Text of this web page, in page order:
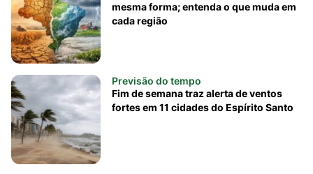
mesma forma; entenda o que muda em
cada região
Previsão do tempo
Fim de semana traz alerta de ventos
fortes em 11 cidades do Espírito Santo